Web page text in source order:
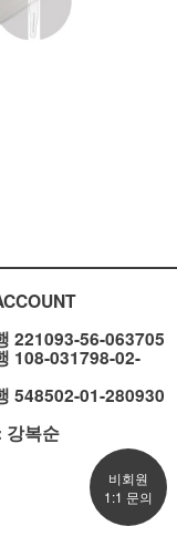
221093-56-063705
108-031798-02-
548502-01-280930
강복순
비회원
1:1 문의